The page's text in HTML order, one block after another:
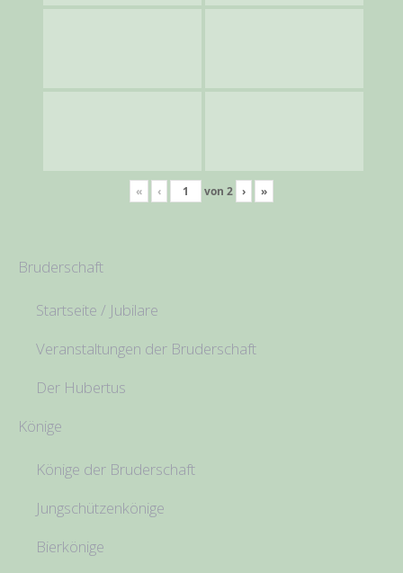
« ‹ von 2 › »
Bruderschaft
Startseite / Jubilare
Veranstaltungen der Bruderschaft
Der Hubertus
Könige
Könige der Bruderschaft
Jungschützenkönige
Bierkönige